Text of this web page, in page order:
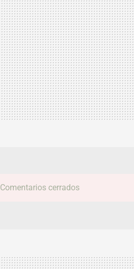
Comentarios cerrados